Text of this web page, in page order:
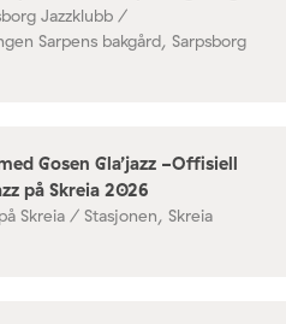
Jazzklubb /
Sarpens bakgård, Sarpsborg
Gosen Gla’jazz -Offisiell
på Skreia 2026
Skreia / Stasjonen, Skreia